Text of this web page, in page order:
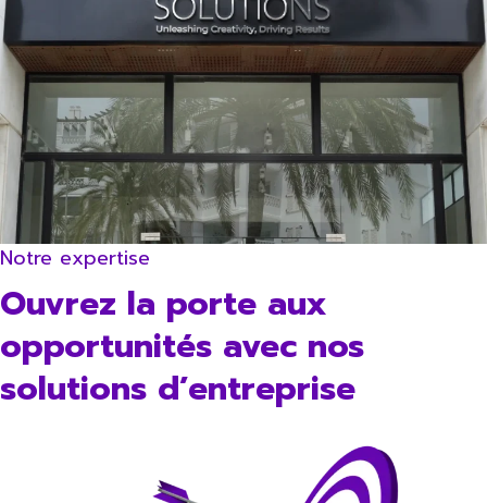
Notre expertise
Ouvrez la porte aux
opportunités avec nos
solutions d’entreprise